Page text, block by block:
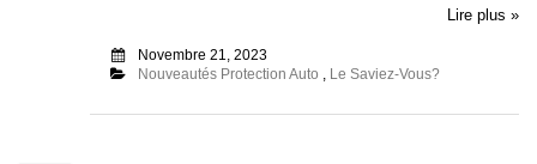
Lire plus »
Novembre 21, 2023
Nouveautés Protection Auto , Le Saviez-Vous?